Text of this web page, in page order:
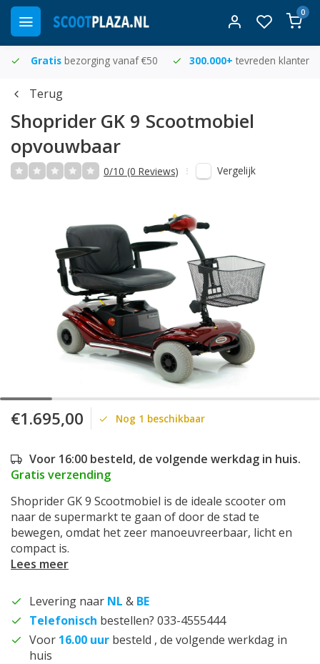
0
Gratis bezorging vanaf €50 300.000+ tevreden klanten
Terug
Shoprider GK 9 Scootmobiel
opvouwbaar
0/10 (0 Reviews) Vergelijk
€1.695,00 Nog 1 beschikbaar
Voor 16:00 besteld, de volgende werkdag in huis.
Gratis verzending
Shoprider GK 9 Scootmobiel is de ideale scooter om
naar de supermarkt te gaan of door de stad te
bewegen, omdat het zeer manoeuvreerbaar, licht en
compact is.
Lees meer
Levering naar NL & BE
Telefonisch bestellen? 033-4555444
Voor 16.00 uur besteld , de volgende werkdag in
huis